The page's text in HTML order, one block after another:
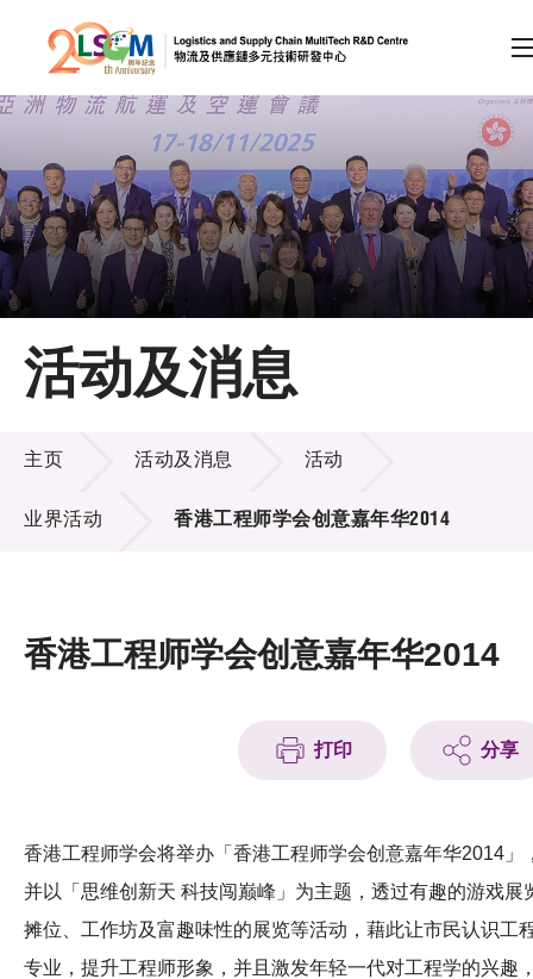
跳到内容（按回车键）
会员登录
A A EN 繁 简
主页
关于LSCM
技术商品化
项目及资助计划
活动及消息
科技分享
会籍
活动及消息
活动及消息
主页 活动及消息 活动
业界活动 香港工程师学会创意嘉年华2014
香港工程师学会创意嘉年华2014
打印 分享
香港工程师学会将举办「香港工程师学会创意嘉年华2014」
并以「思维创新天 科技闯巅峰」为主题，透过有趣的游戏展
摊位、工作坊及富趣味性的展览等活动，藉此让市民认识工
专业，提升工程师形象，并且激发年轻一代对工程学的兴趣